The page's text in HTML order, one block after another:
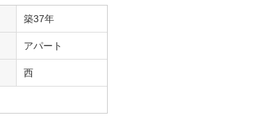
築37年
アパート
西